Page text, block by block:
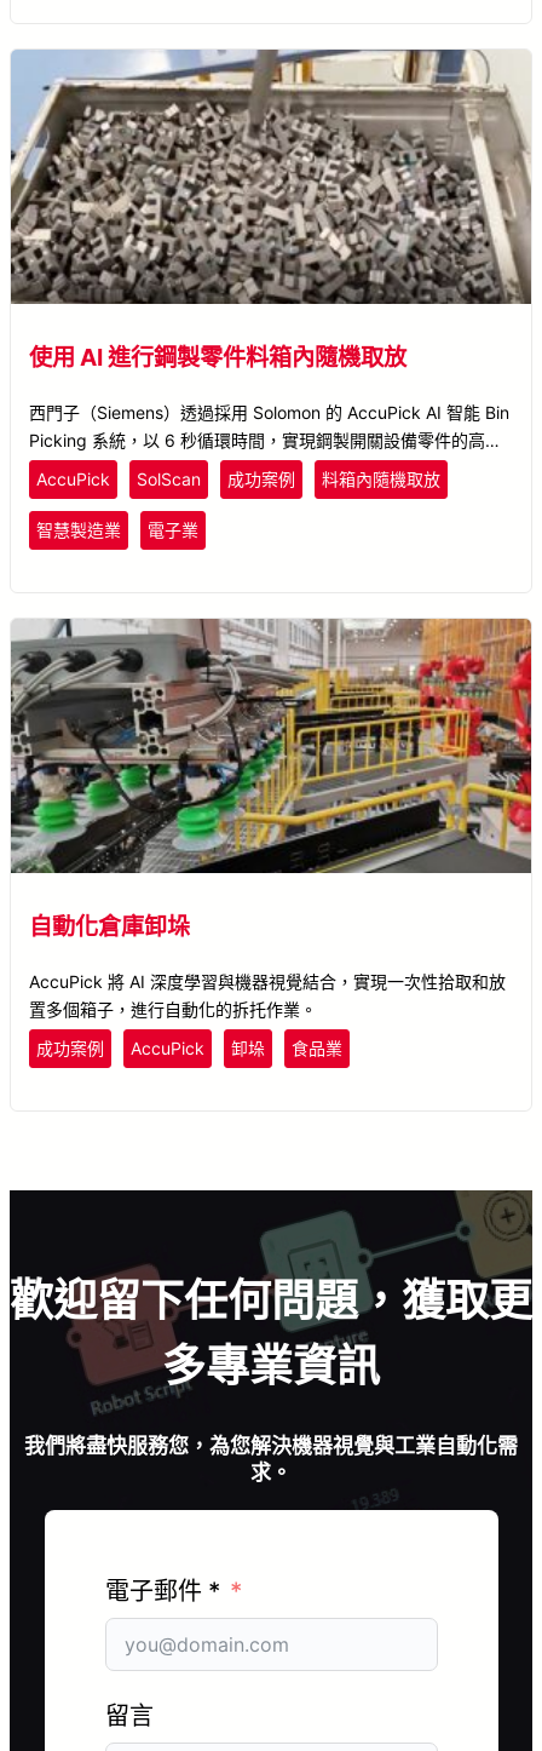
使用 AI 進行鋼製零件料箱內隨機取放
西門子（Siemens）透過採用 Solomon 的 AccuPick AI 智能 Bin
Picking 系統，以 6 秒循環時間，實現鋼製開關設備零件的高精
準、無碰撞機器人自動化搬運。
AccuPick SolScan 成功案例 料箱內隨機取放
智慧製造業 電子業
自動化倉庫卸垛
AccuPick 將 AI 深度學習與機器視覺結合，實現一次性拾取和放
置多個箱子，進行自動化的拆托作業。
成功案例
AccuPick 卸垛 食品業
歡迎留下任何問題，獲取更
多專業資訊
我們將盡快服務您，為您解決機器視覺與工業自動化需
求。
電子郵件 *
留言